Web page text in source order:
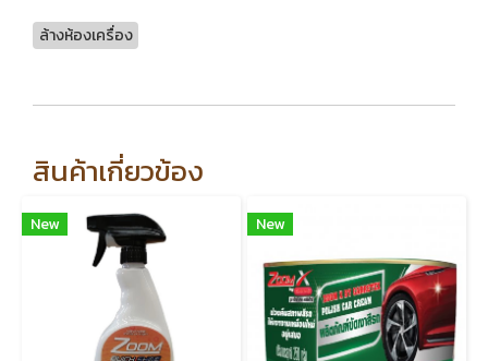
ล้างห้องเครื่อง
สินค้าเกี่ยวข้อง
New New